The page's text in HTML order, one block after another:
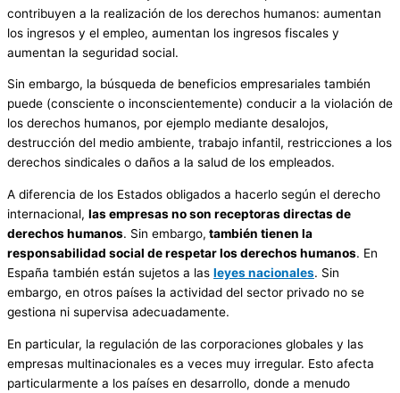
contribuyen a la realización de los derechos humanos: aumentan
los ingresos y el empleo, aumentan los ingresos fiscales y
aumentan la seguridad social.
Sin embargo, la búsqueda de beneficios empresariales también
puede (consciente o inconscientemente) conducir a la violación de
los derechos humanos, por ejemplo mediante desalojos,
destrucción del medio ambiente, trabajo infantil, restricciones a los
derechos sindicales o daños a la salud de los empleados.
A diferencia de los Estados obligados a hacerlo según el derecho
internacional, las empresas no son receptoras directas de
derechos humanos. Sin embargo, también tienen la
responsabilidad social de respetar los derechos humanos. En
España también están sujetos a las leyes nacionales. Sin
embargo, en otros países la actividad del sector privado no se
gestiona ni supervisa adecuadamente.
En particular, la regulación de las corporaciones globales y las
empresas multinacionales es a veces muy irregular. Esto afecta
particularmente a los países en desarrollo, donde a menudo